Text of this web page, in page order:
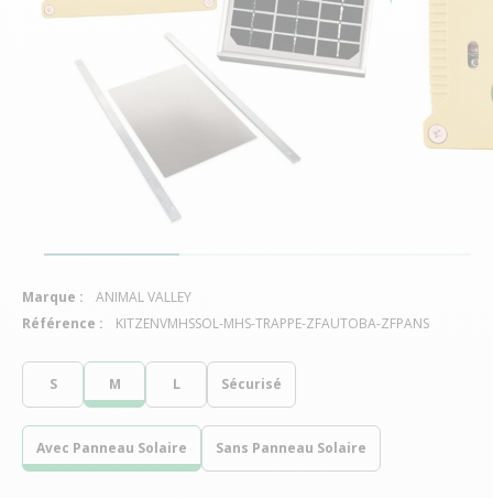
S M L Sécurisé
Avec Panneau Solaire Sans Panneau Solaire
Marque :
ANIMAL VALLEY
Référence :
KITZENVMHSSOL-MHS-TRAPPE-ZFAUTOBA-ZFPANS